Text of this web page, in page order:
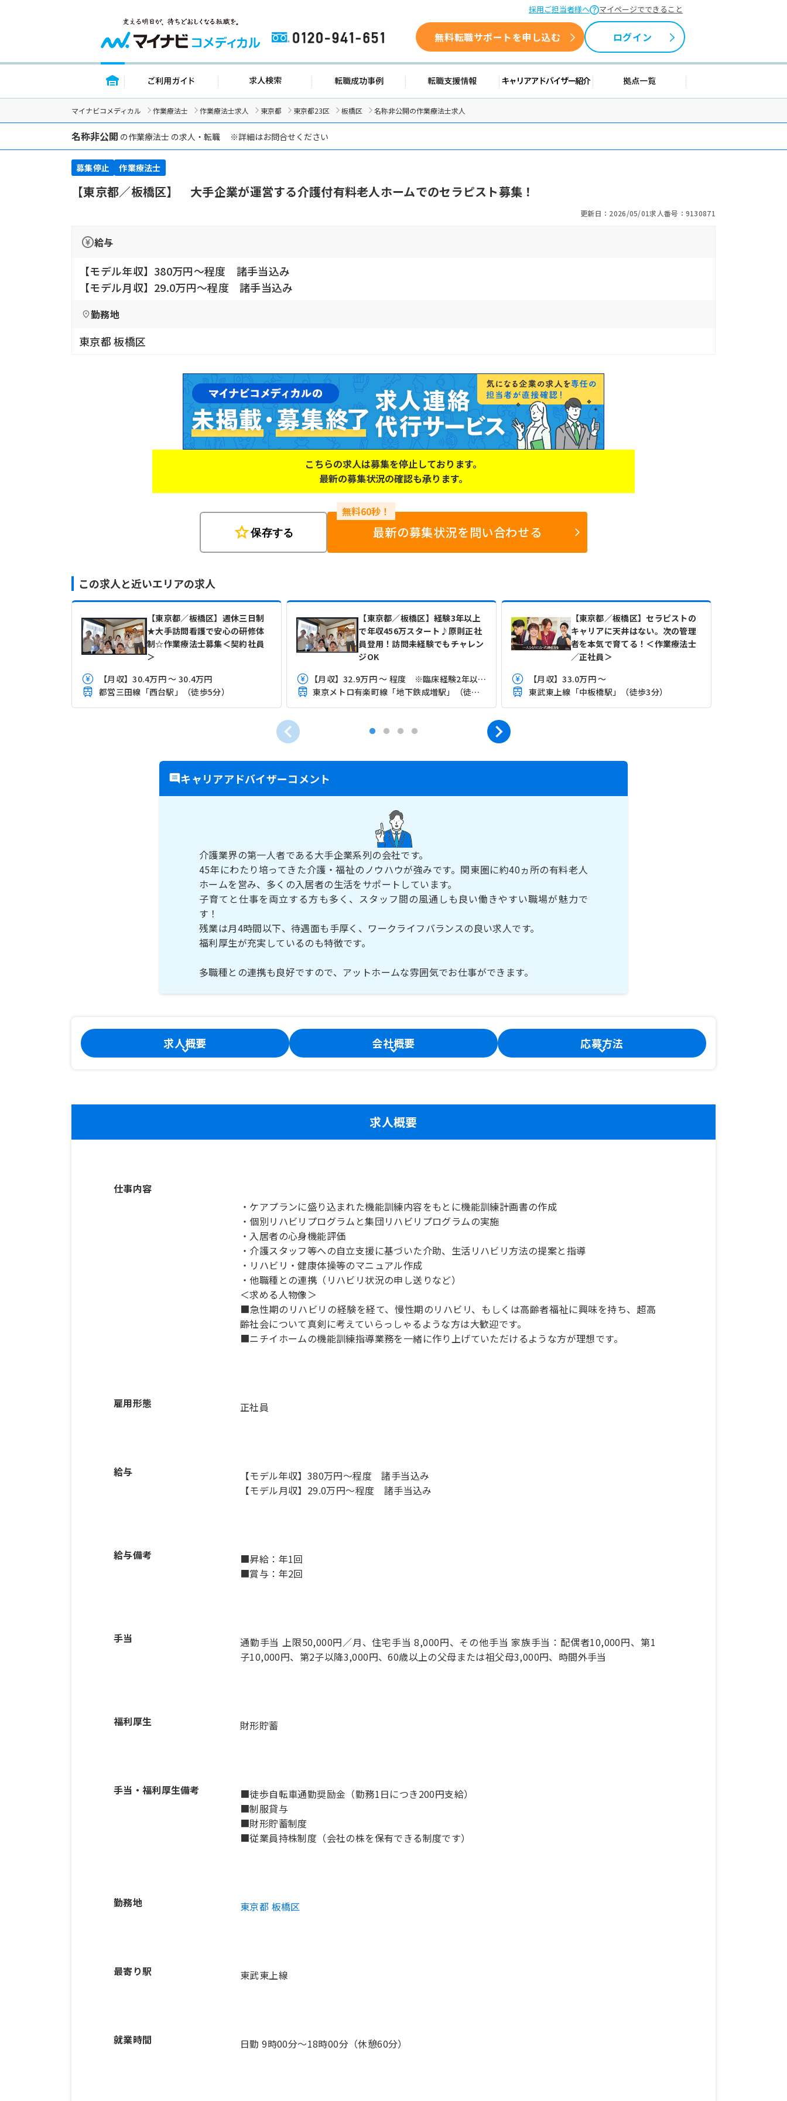
採用ご担当者様へ マイページでできること
0120-941-651 無料転職サポートを申し込む ログイン
トップページ ご利用ガイド 求人検索 転職成功事例 転職支援情報 キャリアアドバイザー紹介拠点一覧
マイナビコメディカル 作業療法士 作業療法士求人 東京都 東京都23区 板橋区 名称非公開の作業療法士求人
名称非公開 の作業療法士 の求人・転職 ※詳細はお問合せください
募集停止 作業療法士
【東京都／板橋区】 大手企業が運営する介護付有料老人ホームでのセラピスト募集！
更新日：2026/05/01求人番号：9130871
給与
【モデル年収】380万円〜程度 諸手当込み
【モデル月収】29.0万円〜程度 諸手当込み
勤務地
東京都 板橋区
こちらの求人は募集を停止しております。
最新の募集状況の確認も承ります。
star保存する 最新の募集状況を問い合わせる
この求人と近いエリアの求人
【東京都／板橋区】週休三日制
★大手訪問看護で安心の研修体
制☆作業療法士募集＜契約社員
＞
【月収】30.4万円 ～ 30.4万円
都営三田線「西台駅」（徒歩5分）
【東京都／板橋区】経験3年以上
で年収456万スタート♪原則正社
員登用！訪問未経験でもチャレン
ジOK
【月収】32.9万円 ～ 程度 ※臨床経験2年以上3年未満モデル
東京メトロ有楽町線「地下鉄成増駅」（徒歩2分）
【東京都／板橋区】セラピストの
キャリアに天井はない。次の管理
者を本気で育てる！＜作業療法士
／正社員＞
【月収】33.0万円 ～
東武東上線「中板橋駅」（徒歩3分）
キャリアアドバイザーコメント
介護業界の第一人者である大手企業系列の会社です。
45年にわたり培ってきた介護・福祉のノウハウが強みです。関東圏に約40ヵ所の有料老人
ホームを営み、多くの入居者の生活をサポートしています。
子育てと仕事を両立する方も多く、スタッフ間の風通しも良い働きやすい職場が魅力で
す！
残業は月4時間以下、待遇面も手厚く、ワークライフバランスの良い求人です。
福利厚生が充実しているのも特徴です。
多職種との連携も良好ですので、アットホームな雰囲気でお仕事ができます。
求人概要 会社概要 応募方法
求人概要
仕事内容
・ケアプランに盛り込まれた機能訓練内容をもとに機能訓練計画書の作成
・個別リハビリプログラムと集団リハビリプログラムの実施
・入居者の心身機能評価
・介護スタッフ等への自立支援に基づいた介助、生活リハビリ方法の提案と指導
・リハビリ・健康体操等のマニュアル作成
・他職種との連携（リハビリ状況の申し送りなど）
＜求める人物像＞
■急性期のリハビリの経験を経て、慢性期のリハビリ、もしくは高齢者福祉に興味を持ち、超高
齢社会について真剣に考えていらっしゃるような方は大歓迎です。
■ニチイホームの機能訓練指導業務を一緒に作り上げていただけるような方が理想です。
雇用形態 正社員
給与
【モデル年収】380万円〜程度 諸手当込み
【モデル月収】29.0万円〜程度 諸手当込み
給与備考
■昇給：年1回
■賞与：年2回
手当
通勤手当 上限50,000円／月、住宅手当 8,000円、その他手当 家族手当：配偶者10,000円、第1
子10,000円、第2子以降3,000円、60歳以上の父母または祖父母3,000円、時間外手当
福利厚生 財形貯蓄
手当・福利厚生備考
■徒歩自転車通勤奨励金（勤務1日につき200円支給）
■制服貸与
■財形貯蓄制度
■従業員持株制度（会社の株を保有できる制度です）
勤務地 東京都 板橋区
最寄り駅 東武東上線
就業時間 日勤 9時00分〜18時00分（休憩60分）